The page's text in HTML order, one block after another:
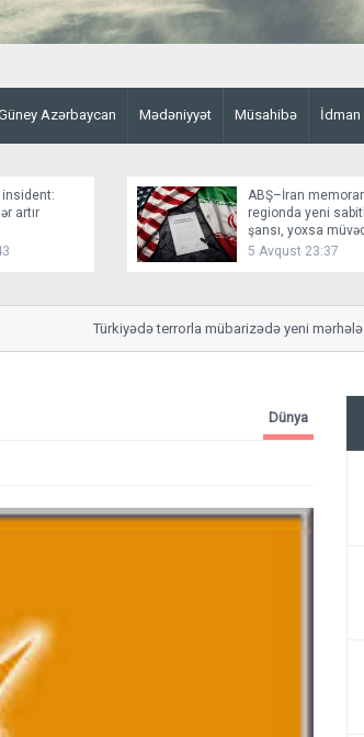
Azərbaycan Mədəniyyət Müsahibə İdman
insident:
artır
ABŞ–İran
regionda yeni
şansı, yoxsa
fasilə?
5 Avqust 23:37
Türkiyədə terrorla mübarizədə yeni mərhələ:
Dünya